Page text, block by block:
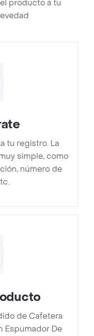
producto a tu
tu registro. La
simple, como
número de
de Cafetera
Espumador De